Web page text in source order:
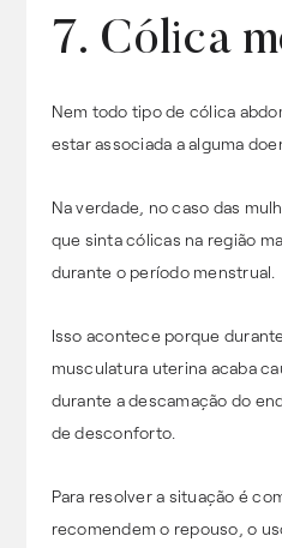
7. Cólica
Nem todo tipo de cólica
estar associada a alguma
Na verdade, no caso das
que sinta cólicas na região
durante o período menstrual.
Isso acontece porque
musculatura uterina acaba
durante a descamação do
de desconforto.
Para resolver a situação é
recomendem o repouso, o